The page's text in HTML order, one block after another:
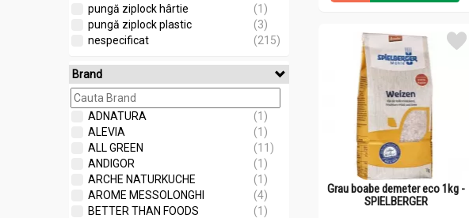
pungă ziplock hârtie
(1)
pungă ziplock plastic
(3)
nespecificat
(215)
Brand
ADNATURA
(1)
ALEVIA
(1)
ALL GREEN
(11)
ANDIGOR
(1)
ARCHE NATURKUCHE
(1)
AROME MESSOLONGHI
(4)
BETTER THAN FOODS
(1)
Grau boabe demeter eco 1kg -
SPIELBERGER